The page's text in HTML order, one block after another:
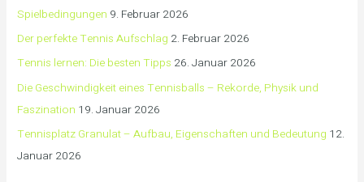
Spielbedingungen 9. Februar 2026
Der perfekte Tennis Aufschlag 2. Februar 2026
Tennis lernen: Die besten Tipps 26. Januar 2026
Die Geschwindigkeit eines Tennisballs – Rekorde, Physik und
Faszination 19. Januar 2026
Tennisplatz Granulat – Aufbau, Eigenschaften und Bedeutung 12.
Januar 2026